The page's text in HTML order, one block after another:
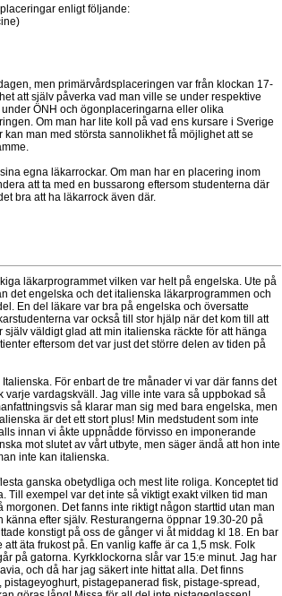
enligt följande:
men primärvårdsplaceringen var från klockan 17-
att själv påverka vad man ville se under respektive
ÖNH och ögonplaceringarna eller olika
Om man har lite koll på vad ens kursare i Sverige
man med största sannolikhet få möjlighet att se
egna läkarrockar. Om man har en placering inom
att ta med en bussarong eftersom studenterna där
bra att ha läkarrock även där.
läkarprogrammet vilken var helt på engelska. Ute på
det engelska och det italienska läkarprogrammen och
En del läkare var bra på engelska och översatte
var också till stor hjälp när det kom till att
själv väldigt glad att min italienska räckte för att hänga
eftersom det var just det större delen av tiden på
För enbart de tre månader vi var där fanns det
varje vardagskväll. Jag ville inte vara så uppbokad så
så klarar man sig med bara engelska, men
är det ett stort plus! Min medstudent som inte
innan vi åkte uppnådde förvisso en imponerande
mot slutet av vårt utbyte, men säger ändå att hon inte
inte kan italienska.
ganska obetydliga och mest lite roliga. Konceptet tid
Till exempel var det inte så viktigt exakt vilken tid man
Det fanns inte riktigt någon starttid utan man
känna efter själv. Resturangerna öppnar 19.30-20 på
konstigt på oss de gånger vi åt middag kl 18. En bar
äta frukost på. En vanlig kaffe är ca 1,5 msk. Folk
på gatorna. Kyrkklockorna slår var 15:e minut. Jag har
och då har jag säkert inte hittat alla. Det finns
pistagepanerad fisk, pistage-spread,